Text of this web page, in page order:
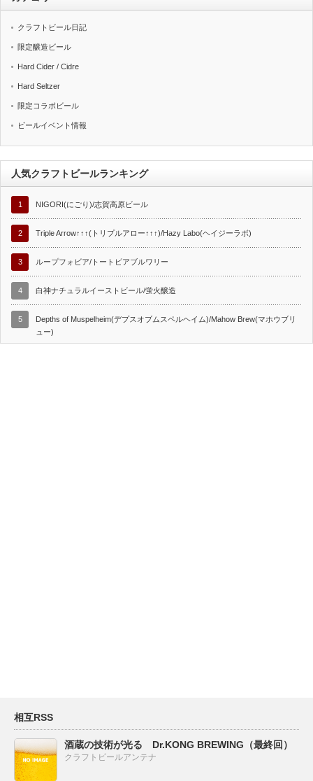
クラフトビール日記
限定醸造ビール
Hard Cider / Cidre
Hard Seltzer
限定コラボビール
ビールイベント情報
人気クラフトビールランキング
1 NIGORI(にごり)/志賀高原ビール
2 Triple Arrow↑↑↑(トリプルアロー↑↑↑)/Hazy Labo(ヘイジーラボ)
3 ループフォビア/トートピアブルワリー
4 白神ナチュラルイーストビール/蛍火醸造
5
Depths of Muspelheim(デプスオブムスペルヘイム)/Mahow Brew(マホウブリ
ュー)
相互RSS
酒蔵の技術が光る Dr.KONG BREWING（最終回）
クラフトビールアンテナ